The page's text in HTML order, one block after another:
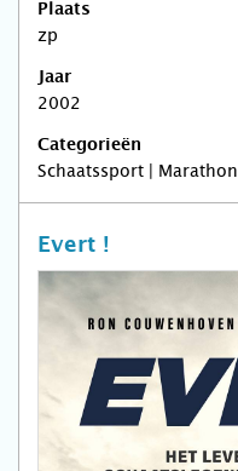
Plaats
zp
Jaar
2002
Categorieën
Schaatssport | Marathon
Evert !